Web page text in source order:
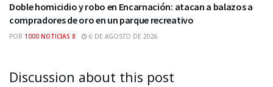
Doble homicidio y robo en Encarnación: atacan a balazos a
compradores de oro en un parque recreativo
POR 1000 NOTICIAS 8 6 DE AGOSTO DE 2026
Discussion about this post